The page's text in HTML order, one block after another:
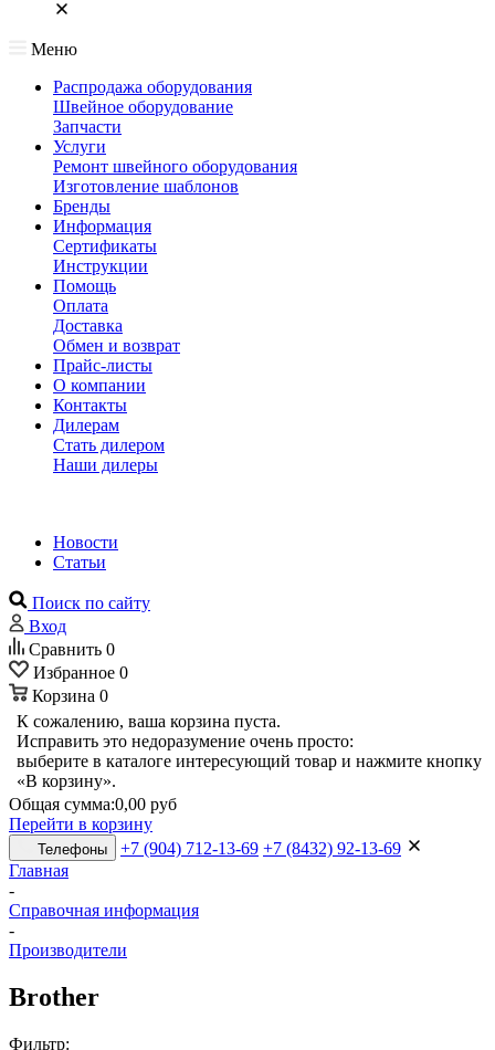
Меню
Распродажа оборудования
Швейное оборудование
Запчасти
Услуги
Ремонт швейного оборудования
Изготовление шаблонов
Бренды
Информация
Сертификаты
Инструкции
Помощь
Оплата
Доставка
Обмен и возврат
Прайс-листы
О компании
Контакты
Дилерам
Стать дилером
Наши дилеры
Новости
Статьи
Поиск по сайту
Вход
Сравнить 0
Избранное 0
Корзина 0
К сожалению, ваша корзина пуста.
Исправить это недоразумение очень просто:
выберите в каталоге интересующий товар и нажмите кнопку
«В корзину».
Общая сумма:0,00 руб
Перейти в корзину
Телефоны +7 (904) 712-13-69 +7 (8432) 92-13-69
Главная
-
Справочная информация
-
Производители
Brother
Фильтр: